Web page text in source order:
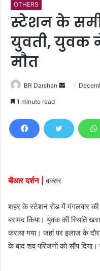
OTHERS
स्टेशन के
युवती, युवक
माैत
BR Darshan
d
l
1 minute read
बीआर दर्शन | बक्सर
शहर के स्टेशन राेड में मंगलवार
बरामद किया। युवक की स्थिति
कराया गया। जहां पर इलाज के
के बाद शव परिजनाें काे साैंप